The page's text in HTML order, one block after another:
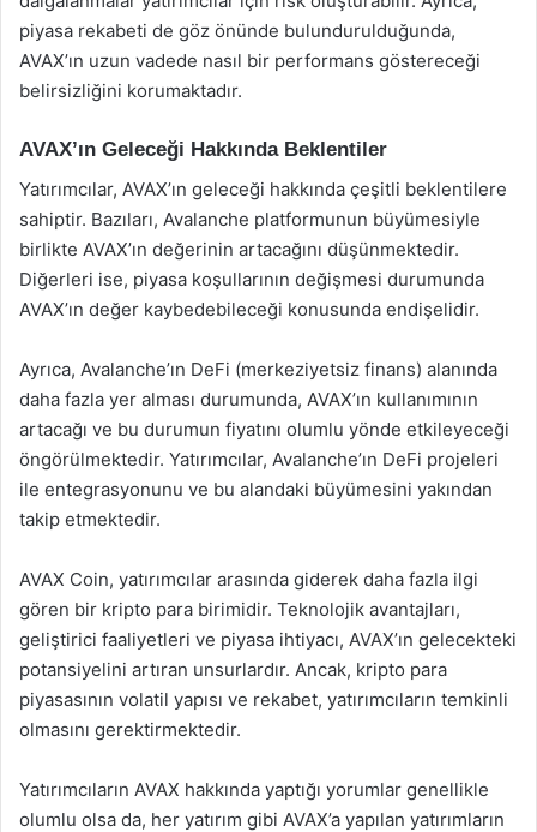
piyasa rekabeti de göz önünde bulundurulduğunda,
AVAX’ın uzun vadede nasıl bir performans göstereceği
belirsizliğini korumaktadır.
AVAX’ın Geleceği Hakkında Beklentiler
Yatırımcılar, AVAX’ın geleceği hakkında çeşitli beklentilere
sahiptir. Bazıları, Avalanche platformunun büyümesiyle
birlikte AVAX’ın değerinin artacağını düşünmektedir.
Diğerleri ise, piyasa koşullarının değişmesi durumunda
AVAX’ın değer kaybedebileceği konusunda endişelidir.
Ayrıca, Avalanche’ın DeFi (merkeziyetsiz finans) alanında
daha fazla yer alması durumunda, AVAX’ın kullanımının
artacağı ve bu durumun fiyatını olumlu yönde etkileyeceği
öngörülmektedir. Yatırımcılar, Avalanche’ın DeFi projeleri
ile entegrasyonunu ve bu alandaki büyümesini yakından
takip etmektedir.
AVAX Coin, yatırımcılar arasında giderek daha fazla ilgi
gören bir kripto para birimidir. Teknolojik avantajları,
geliştirici faaliyetleri ve piyasa ihtiyacı, AVAX’ın gelecekteki
potansiyelini artıran unsurlardır. Ancak, kripto para
piyasasının volatil yapısı ve rekabet, yatırımcıların temkinli
olmasını gerektirmektedir.
Yatırımcıların AVAX hakkında yaptığı yorumlar genellikle
olumlu olsa da, her yatırım gibi AVAX’a yapılan yatırımların